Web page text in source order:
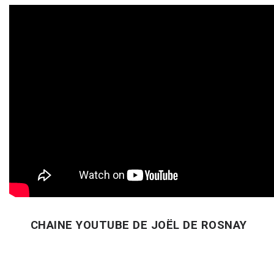
CHAINE YOUTUBE DE JOËL DE ROSNAY